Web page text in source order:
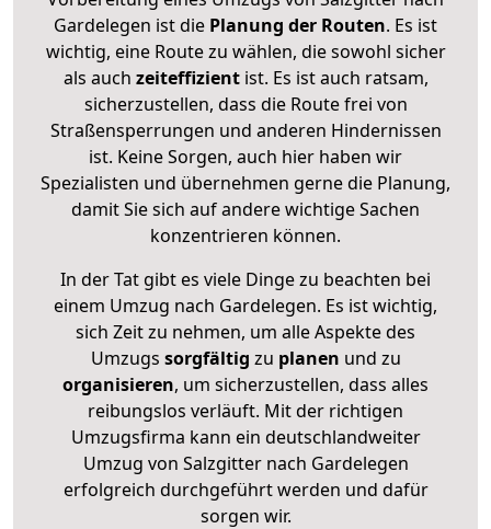
Gardelegen ist die Planung der Routen. Es ist
wichtig, eine Route zu wählen, die sowohl sicher
als auch zeiteffizientist. Es ist auch ratsam,
sicherzustellen, dass die Route frei von
Straßensperrungen und anderen Hindernissen
ist. Keine Sorgen, auch hier haben wir
Spezialisten und übernehmen gerne die Planung,
damit Sie sich auf andere wichtige Sachen
konzentrieren können.
In der Tat gibt es viele Dinge zu beachten bei
einem Umzug nach Gardelegen. Es ist wichtig,
sich Zeit zu nehmen, um alle Aspekte des
Umzugs sorgfältig zu planen und zu
organisieren, um sicherzustellen, dass alles
reibungslos verläuft. Mit der richtigen
Umzugsfirma kann ein deutschlandweiter
Umzug von Salzgitter nach Gardelegen
erfolgreich durchgeführt werden und dafür
sorgen wir.